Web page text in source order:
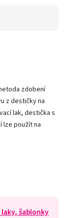
zdobení
z destičky na
lak, destička s
lze použít na
šablonky